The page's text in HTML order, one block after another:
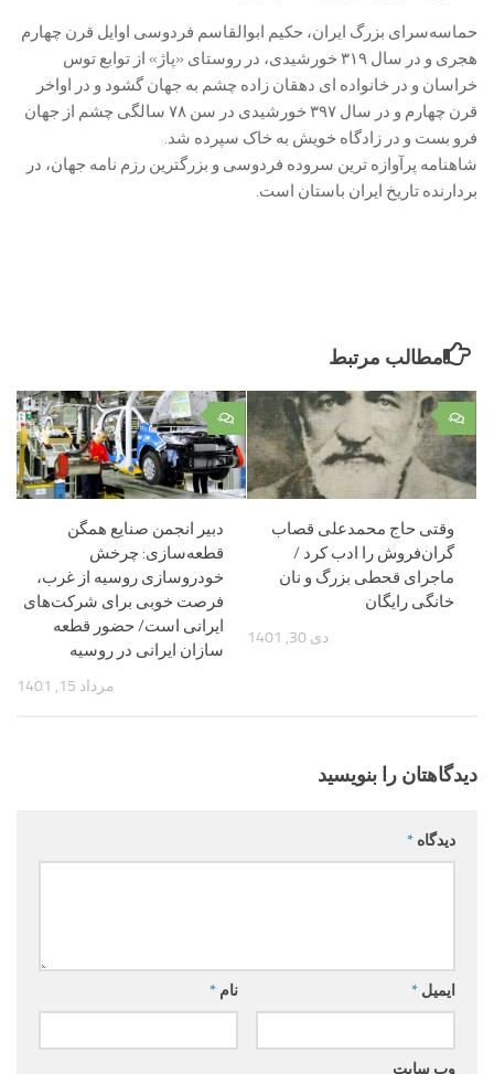
حماسه‌سرای بزرگ ایران، حکیم ابوالقاسم فردوسی اوایل قرن چهارم
هجری و در سال ۳۱۹ خورشیدی، در روستای «پاژ» از توابع توس
خراسان و در خانواده ای دهقان زاده چشم به جهان گشود و در اواخر
قرن چهارم و در سال ۳۹۷ خورشیدی در سن ۷۸ سالگی چشم از جهان
فرو بست و در زادگاه خویش به خاک سپرده شد.
شاهنامه پرآوازه ترین سروده فردوسی و بزرگترین رزم نامه جهان، در
بردارنده تاریخ ایران باستان است.
مطالب مرتبط
۰
دبیر انجمن صنایع همگن
قطعه‌سازی: چرخش
خودروسازی روسیه از غرب،
فرصت خوبی برای شرکت‌های
ایرانی است/ حضور قطعه
سازان ایرانی در روسیه
مرداد 15, 1401
۰
وقتی حاج محمدعلی قصاب
گران‌فروش را ادب کرد /
ماجرای قحطی بزرگ و نان
خانگی رایگان
دی 30, 1401
دیدگاهتان را بنویسید
دیدگاه *
نام * ایمیل *
وب‌ سایت